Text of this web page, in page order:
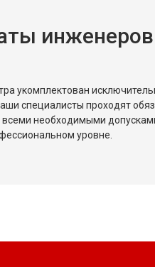
инженеров
укомплектован
специалисты проходят
необходимыми
уровне.